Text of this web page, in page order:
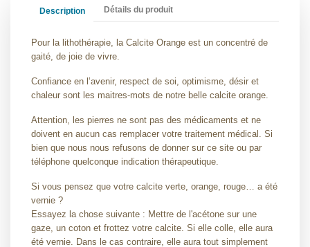
Description Détails du produit
Pour la lithothérapie, la Calcite Orange est un concentré de
gaité, de joie de vivre.
Confiance en l’avenir, respect de soi, optimisme, désir et
chaleur sont les maitres-mots de notre belle calcite orange.
Attention, les pierres ne sont pas des médicaments et ne
doivent en aucun cas remplacer votre traitement médical. Si
bien que nous nous refusons de donner sur ce site ou par
téléphone quelconque indication thérapeutique.
Si vous pensez que votre calcite verte, orange, rouge… a été
vernie ?
Essayez la chose suivante : Mettre de l'acétone sur une
gaze, un coton et frottez votre calcite. Si elle colle, elle aura
été vernie. Dans le cas contraire, elle aura tout simplement